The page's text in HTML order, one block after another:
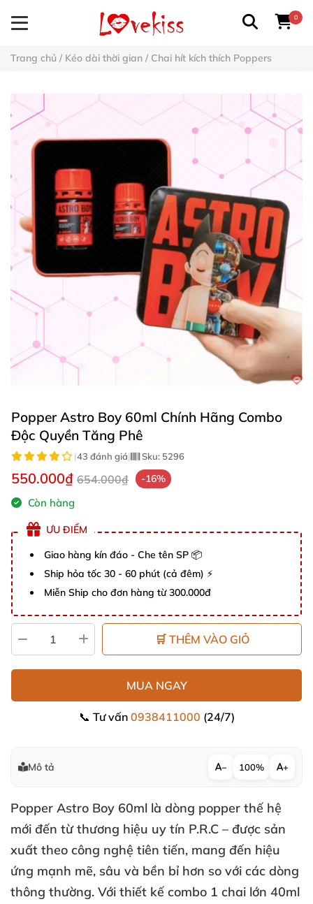
0
Trang chủ / Kéo dài thời gian / Chai hít kích thích Poppers
Popper Astro Boy 60ml Chính Hãng Combo
Độc Quyền Tăng Phê
|43 đánh giá| Sku: 5296
550.000₫ 654.000₫ -16%
Còn hàng
ƯU ĐIỂM
Giao hàng kín đáo - Che tên SP 📦
Ship hỏa tốc 30 - 60 phút (cả đêm) ⚡
Miễn Ship cho đơn hàng từ 300.000đ
🛒 THÊM VÀO GIỎ
MUA NGAY
📞 Tư vấn 0938411000 (24/7)
Mô tả − 100% +
Popper Astro Boy 60ml là dòng popper thế hệ
mới đến từ thương hiệu uy tín P.R.C – được sản
xuất theo công nghệ tiên tiến, mang đến hiệu
ứng mạnh mẽ, sâu và bền bỉ hơn so với các dòng
thông thường. Với thiết kế combo 1 chai lớn 40ml